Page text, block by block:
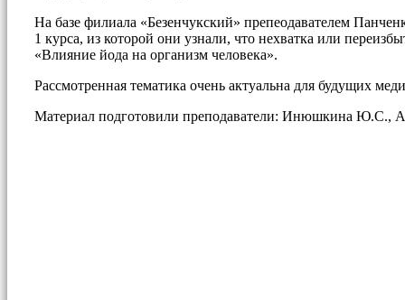
На базе филиала «Безенчукский» препеодавателем
1 курса, из которой они узнали, что нехватка или
«Влияние йода на организм человека».
Рассмотренная тематика очень актуальна для будущих
Материал подготовили преподаватели: Инюшкина Ю.С.,